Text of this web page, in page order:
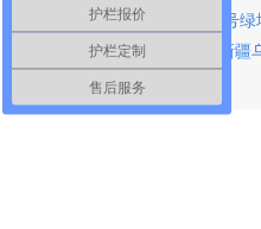
路2588号
厂址：新
护栏报价
护栏定制
售后服务